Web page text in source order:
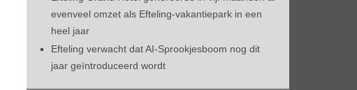
evenveel omzet als Efteling-vakantiepark in een
heel jaar
Efteling verwacht dat AI-Sprookjesboom nog dit
jaar geïntroduceerd wordt